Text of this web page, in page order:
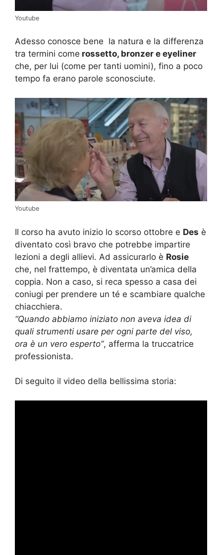
Youtube
Adesso conosce bene la natura e la differenza
tra termini come rossetto, bronzer e eyeliner
che, per lui (come per tanti uomini), fino a poco
tempo fa erano parole sconosciute.
Youtube
Il corso ha avuto inizio lo scorso ottobre e Des è
diventato così bravo che potrebbe impartire
lezioni a degli allievi. Ad assicurarlo è Rosie
che, nel frattempo, è diventata un’amica della
coppia. Non a caso, si reca spesso a casa dei
coniugi per prendere un té e scambiare qualche
chiacchiera.
“Quando abbiamo iniziato non aveva idea di
quali strumenti usare per ogni parte del viso,
ora è un vero esperto”, afferma la truccatrice
professionista.
Di seguito il video della bellissima storia: